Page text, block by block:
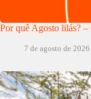
Por quê Agosto lilás?
7 de agosto de 2026